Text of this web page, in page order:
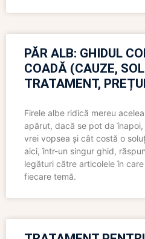
PĂR ALB: GHIDUL
COADĂ (CAUZE,
TRATAMENT,
Firele albe ridică mereu
apărut, dacă se pot da
vrei vopsea și cât costă o
aici, într-un singur ghid,
legături către articolele în
fiecare temă.